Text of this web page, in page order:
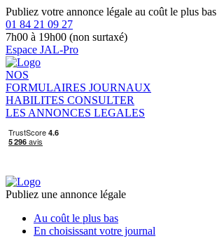
Publiez votre annonce légale au coût le plus bas
01 84 21 09 27
7h00 à 19h00 (non surtaxé)
Espace JAL-Pro
NOS
FORMULAIRES JOURNAUX
HABILITES CONSULTER
LES ANNONCES LEGALES
Publiez une annonce légale
Au coût le plus bas
En choisissant votre journal